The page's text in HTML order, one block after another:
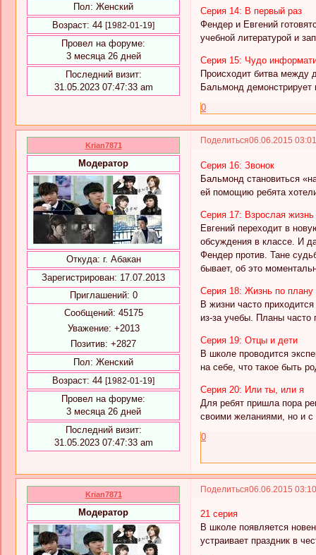
Пол: Женский
Возраст: 44 [1982-01-19]
Провел на форуме:
3 месяца 26 дней
Последний визит:
31.05.2023 07:47:33 am
Серия 14: В первый раз
Фендер и Евгений
учебной литературой и
Серия 15: Чудо
Происходит битва
Бальмонд демонстрирует
0
Поделиться06.06.2015
Krian7871
Модератор
Откуда: г. Абакан
Зарегистрирован: 17.07.2013
Приглашений: 0
Сообщений: 45175
Уважение: +2013
Позитив: +2827
Пол: Женский
Возраст: 44 [1982-01-19]
Провел на форуме:
3 месяца 26 дней
Последний визит:
31.05.2023 07:47:33 am
Серия 16: Звонок
Бальмонд становиться
ей помощию ребята
Серия 17: Взрослая жизнь
Евгений переходит в
обсуждения в классе. И
Фендер против. Тане
бывает, об это
Серия 18: Жизнь по плану
В жизни часто
из-за учебы. Планы
Серия 19: Отцы и дети
В школе проводится
на себе, что такое быть
Серия 20: Или ты, или я
Для ребят пришла пора
своими желаниями, но и
0
Поделиться06.06.2015
Krian7871
Модератор
21 серия
В школе появляется
устраивает праздник в